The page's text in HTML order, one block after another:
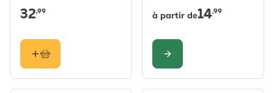
32,99
pour mangeoire
à partir de14,99
CONFIGURER